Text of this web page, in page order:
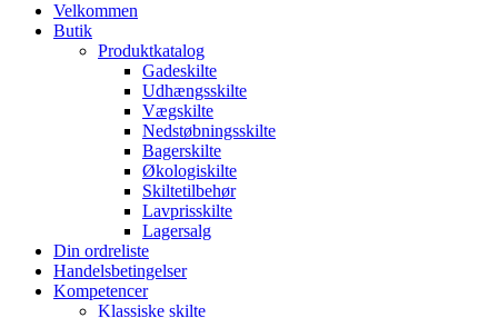
Velkommen
Butik
Produktkatalog
Gadeskilte
Udhængsskilte
Vægskilte
Nedstøbningsskilte
Bagerskilte
Økologiskilte
Skiltetilbehør
Lavprisskilte
Lagersalg
Din ordreliste
Handelsbetingelser
Kompetencer
Klassiske skilte